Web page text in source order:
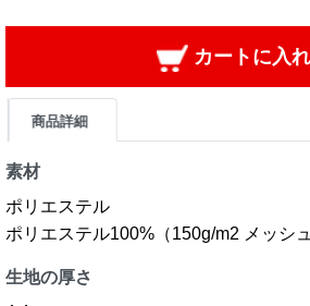
カートに入
商品詳細
素材
ポリエステル
ポリエステル100%（150g/m2 メッシュ
生地の厚さ